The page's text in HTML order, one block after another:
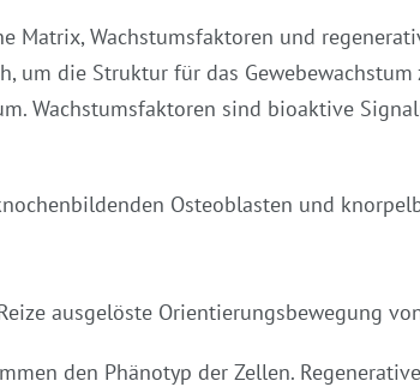
Wachstumsfaktoren und
um die Struktur für das Gewebewachstum
Wachstumsfaktoren sind bioaktive
Osteoblasten und
ausgelöste Orientierungsbewegung
den Phänotyp der Zellen.